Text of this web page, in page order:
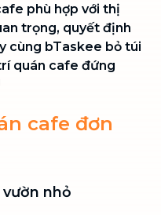
phù hợp với thị
trọng, quyết định
cùng bTaskee bỏ túi
quán cafe đứng
cafe đơn
nhỏ